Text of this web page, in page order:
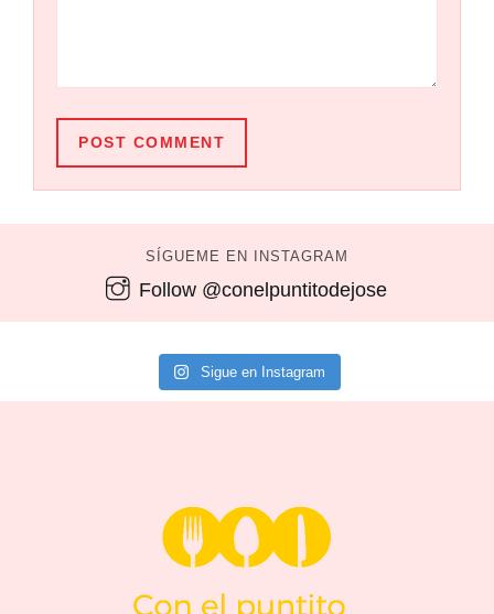
POST COMMENT
SÍGUEME EN INSTAGRAM
Follow @conelpuntitodejose
Sigue en Instagram